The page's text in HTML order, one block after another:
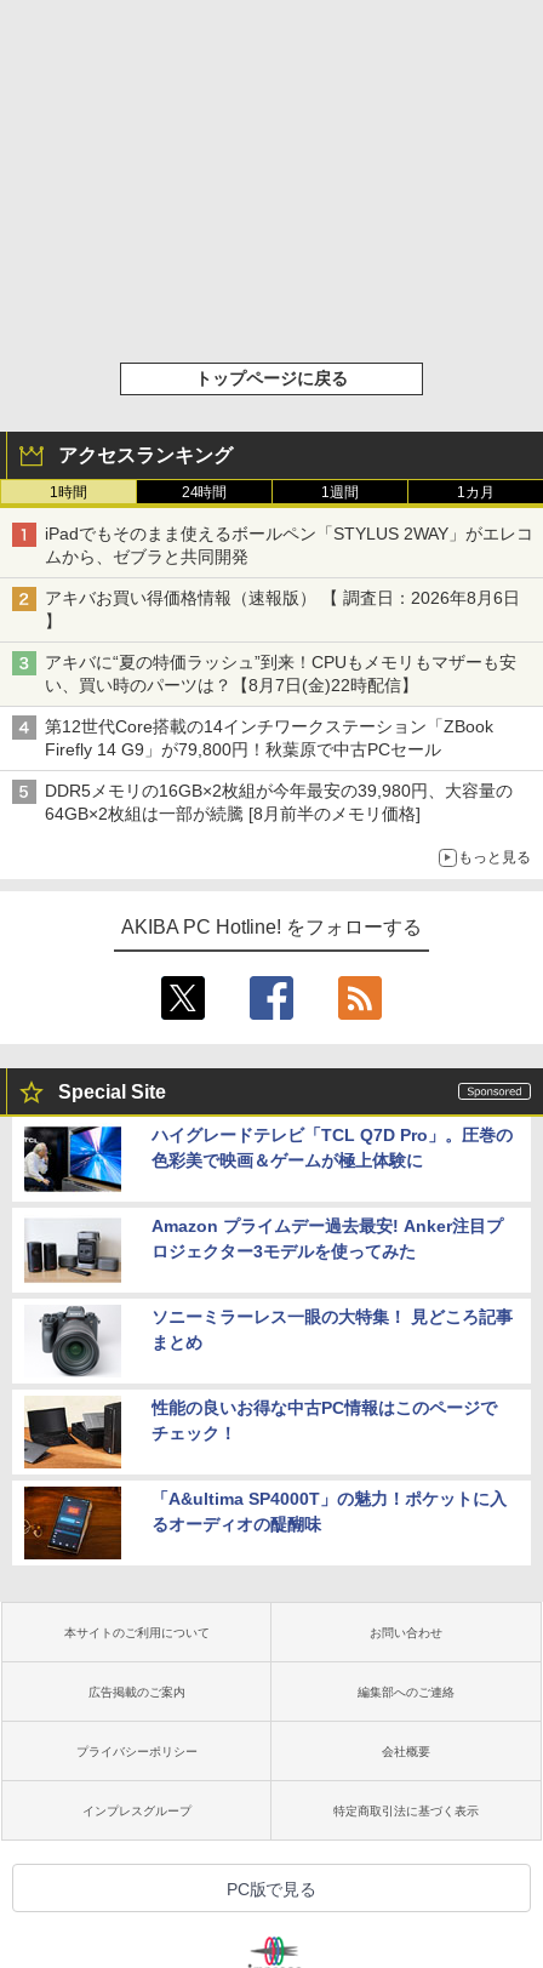
トップページに戻る
アクセスランキング
1時間 24時間 1週間 1カ月
iPadでもそのまま使えるボールペン「STYLUS 2WAY」がエレコ
ムから、ゼブラと共同開発
アキバお買い得価格情報（速報版） 【 調査日：2026年8月6日
】
アキバに“夏の特価ラッシュ”到来！CPUもメモリもマザーも安
い、買い時のパーツは？【8月7日(金)22時配信】
第12世代Core搭載の14インチワークステーション「ZBook
Firefly 14 G9」が79,800円！秋葉原で中古PCセール
DDR5メモリの16GB×2枚組が今年最安の39,980円、大容量の
64GB×2枚組は一部が続騰 [8月前半のメモリ価格]
もっと見る
AKIBA PC Hotline! をフォローする
Special Site
ハイグレードテレビ「TCL Q7D Pro」。圧巻の
色彩美で映画＆ゲームが極上体験に
Amazon プライムデー過去最安! Anker注目プ
ロジェクター3モデルを使ってみた
ソニーミラーレス一眼の大特集！ 見どころ記事
まとめ
性能の良いお得な中古PC情報はこのページで
チェック！
「A&ultima SP4000T」の魅力！ポケットに入
るオーディオの醍醐味
本サイトのご利用について お問い合わせ
広告掲載のご案内 編集部へのご連絡
プライバシーポリシー 会社概要
インプレスグループ 特定商取引法に基づく表示
PC版で見る